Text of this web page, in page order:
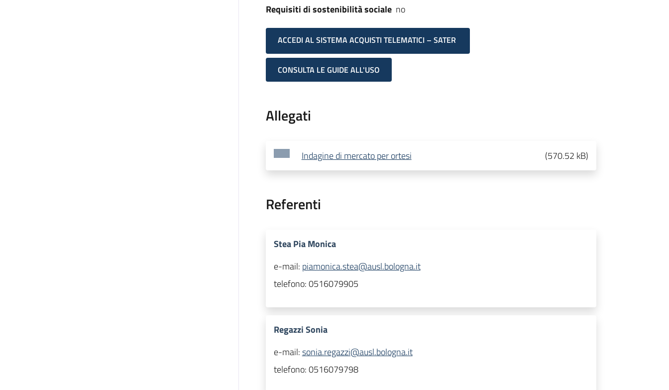
Requisiti di sostenibilità sociale no
ACCEDI AL SISTEMA ACQUISTI TELEMATICI – SATER
CONSULTA LE GUIDE ALL'USO
Allegati
Indagine di mercato per ortesi (570.52 kB)
Referenti
Stea Pia Monica
e-mail: piamonica.stea@ausl.bologna.it
telefono:0516079905
Regazzi Sonia
e-mail:sonia.regazzi@ausl.bologna.it
telefono:0516079798